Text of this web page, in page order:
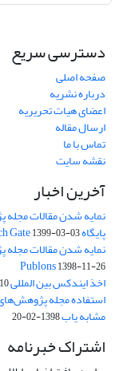
دسترسی سریع
صفحه اصلی
درباره نشریه
اعضای هیات تحریریه
ارسال مقاله
تماس با ما
نقشه سایت
آخرین اخبار
نمایه شدن مقالات
پایگاه Research Gate1399-03-03
نمایه شدن مقالات
Publons1398-11-26
اخذ ایندکس بین المللی ResearchBib
استفاده مجله
مشابه یاب1398-02-20
اشتراک خبرنامه